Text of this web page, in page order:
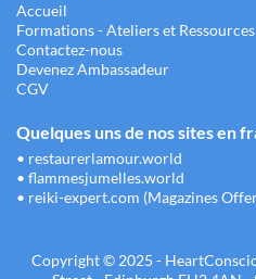
Accueil
Formations - Ateliers et Ressources
Contactez-nous
Devenez Ambassadeur
CGV
Quelques uns de nos sites en
• restaurerlamour.world
• flammesjumelles.world
• reiki-expert.com (Magazines
Copyright © 2025 -